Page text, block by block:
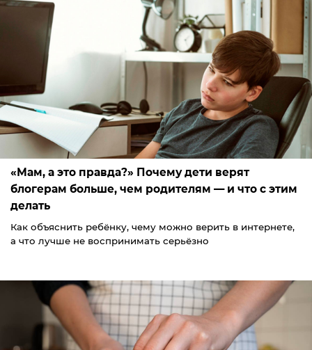
«Мам, а это правда?» Почему дети верят
блогерам больше, чем родителям — и что с этим
делать
Как объяснить ребёнку, чему можно верить в интернете,
а что лучше не воспринимать серьёзно